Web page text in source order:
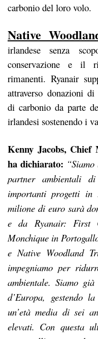
carbonio del loro volo.
Native
irlandese senza
conservazione e il
rimanenti. Ryanair
attraverso donazioni
di carbonio da parte
irlandesi sostenendo i
Kenny Jacobs,
ha dichiarato:
partner ambientali di
importanti progetti
milione di euro sarà
e da Ryanair: First
Monchique in
e Native Woodland
impegniamo per
ambientale. Siamo
d’Europa, gestendo
un’età media di sei
elevati. Con questa